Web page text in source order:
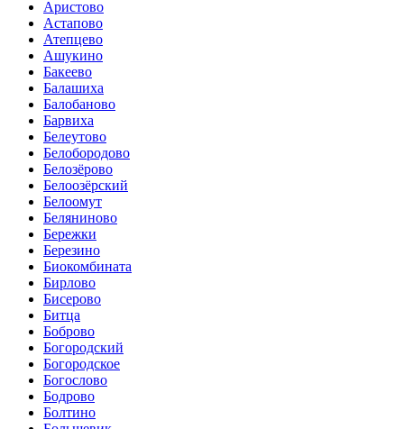
Аристово
Астапово
Атепцево
Ашукино
Бакеево
Балашиха
Балобаново
Барвиха
Белеутово
Белобородово
Белозёрово
Белоозёрский
Белоомут
Беляниново
Бережки
Березино
Биокомбината
Бирлово
Бисерово
Битца
Боброво
Богородский
Богородское
Богослово
Бодрово
Болтино